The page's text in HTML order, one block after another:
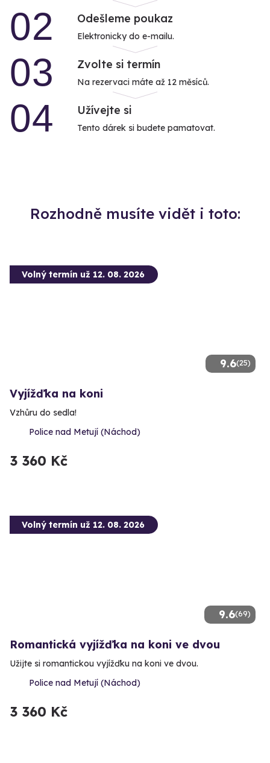
02
Odešleme poukaz
Elektronicky do e-mailu.
03 Zvolte si termín
Na rezervaci máte až 12 měsíců.
04 Užívejte si
Tento dárek si budete pamatovat.
Rozhodně musíte vidět i toto:
9.6(25)
Volný termín už 12. 08. 2026
Vyjížďka na koni
Vzhůru do sedla!
Police nad Metují (Náchod)
3 360 Kč
9.6(69)
Volný termín už 12. 08. 2026
Romantická vyjížďka na koni ve dvou
Užijte si romantickou vyjížďku na koni ve dvou.
Police nad Metují (Náchod)
3 360 Kč